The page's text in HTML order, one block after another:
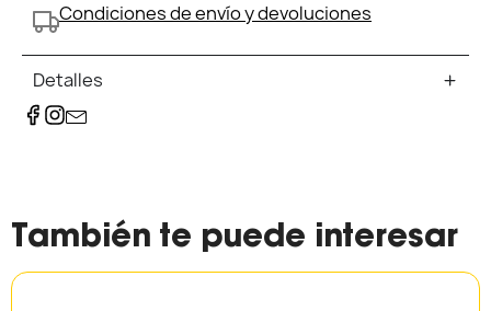
Condiciones de envío y devoluciones
Detalles
También te puede interesar